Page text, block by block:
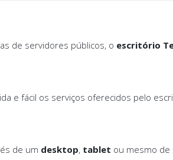
de servidores públicos, o escritório
e fácil os serviços oferecidos pelo
de um desktop, tablet ou mesmo de